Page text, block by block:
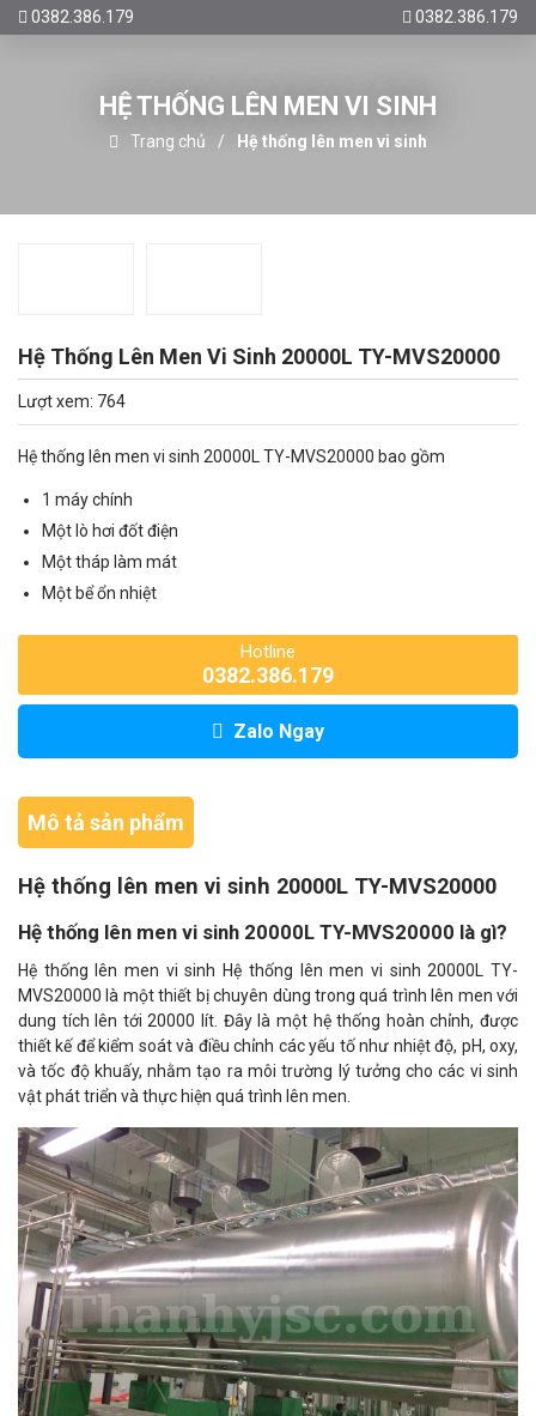
0382.386.179 0382.386.179
HỆ THỐNG LÊN MEN VI SINH
Trang chủ Hệ thống lên men vi sinh
Hệ Thống Lên Men Vi Sinh 20000L TY-MVS20000
Lượt xem: 764
Hệ thống lên men vi sinh 20000L TY-MVS20000 bao gồm
1 máy chính
Một lò hơi đốt điện
Một tháp làm mát
Một bể ổn nhiệt
Hotline
0382.386.179
Zalo Ngay
Mô tả sản phẩm
Hệ thống lên men vi sinh 20000L TY-MVS20000
Hệ thống lên men vi sinh 20000L TY-MVS20000 là gì?
Hệ thống lên men vi sinh Hệ thống lên men vi sinh 20000L TY-
MVS20000 là một thiết bị chuyên dùng trong quá trình lên men với
dung tích lên tới 20000 lít. Đây là một hệ thống hoàn chỉnh, được
thiết kế để kiểm soát và điều chỉnh các yếu tố như nhiệt độ, pH, oxy,
và tốc độ khuấy, nhằm tạo ra môi trường lý tưởng cho các vi sinh
vật phát triển và thực hiện quá trình lên men.